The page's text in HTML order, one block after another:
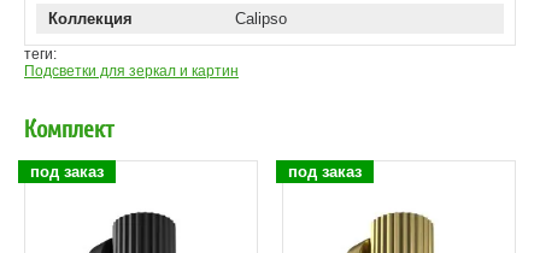
Коллекция
Calipso
теги:
Подсветки для зеркал и картин
Комплект
под заказ под заказ